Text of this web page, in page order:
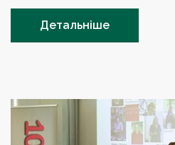
Детальніше